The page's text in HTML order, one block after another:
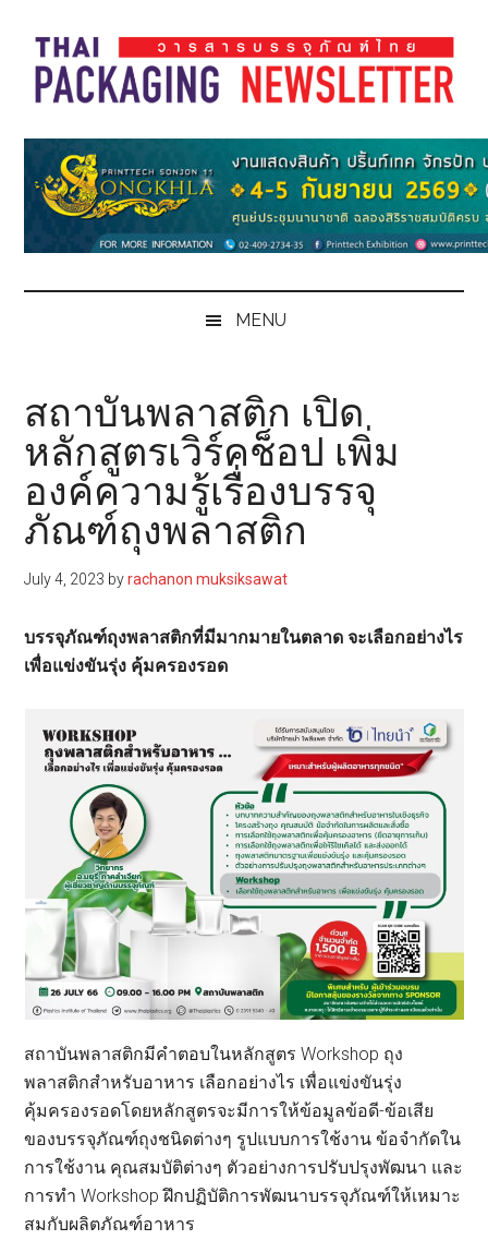
main
content
secondary
menu
primary
sidebar
footer
Thai
Pack
Magazine
Pack
Magazine
MENU
สถาบันพลาสติก เปิด
หลักสูตรเวิร์คช็อป เพิ่ม
องค์ความรู้เรื่องบรรจุ
ภัณฑ์ถุงพลาสติก
July 4, 2023 byrachanon muksiksawat
บรรจุภัณฑ์ถุงพลาสติกที่มีมากมายในตลาด จะเลือกอย่างไร
เพื่อแข่งขันรุ่ง คุ้มครองรอด
สถาบันพลาสติกมีคำตอบในหลักสูตร Workshop ถุง
พลาสติกสำหรับอาหาร เลือกอย่างไร เพื่อแข่งขันรุ่ง
คุ้มครองรอดโดยหลักสูตรจะมีการให้ข้อมูลข้อดี-ข้อเสีย
ของบรรจุภัณฑ์ถุงชนิดต่างๆ รูปแบบการใช้งาน ข้อจำกัดใน
การใช้งาน คุณสมบัติต่างๆ ตัวอย่างการปรับปรุงพัฒนา และ
การทำ Workshop ฝึกปฏิบัติการพัฒนาบรรจุภัณฑ์ให้เหมาะ
สมกับผลิตภัณฑ์อาหาร